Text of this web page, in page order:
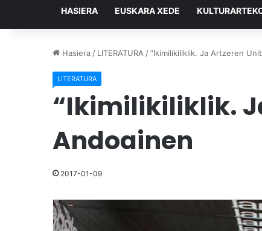
HASIERA EUSKARA XEDE
Hasiera / LITERATURA /“Ikimilikiliklik. Ja Artzeren
LITERATURA
“Ikimilikiliklik.
Andoainen
2017-01-09